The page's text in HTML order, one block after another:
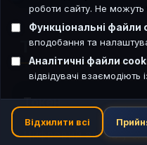
Т
Токен
Цифровий актив у
роботи сайту. Не можуть
Функціональні файли
вподобання та
Аналітичні файли
відвідувачі взаємодіють
Відхилити всі